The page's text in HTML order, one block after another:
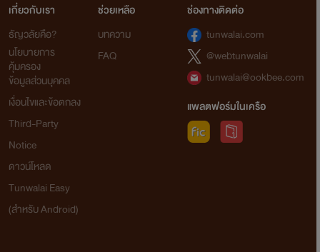
เกี่ยวกับเรา
ธัญวลัยคือ?
นโยบายการ
คุ้มครอง
ข้อมูลส่วนบุคคล
เงื่อนไขและข้อตกลง
Third-Party
Notice
ดาวน์โหลด
Tunwalai Easy
(สำหรับ Android)
ช่วยเหลือ
บทความ
FAQ
ช่องทางติดต่อ
tunwalai.com
@webtunwalai
tunwalai@ookbee.com
แพลตฟอร์มในเครือ